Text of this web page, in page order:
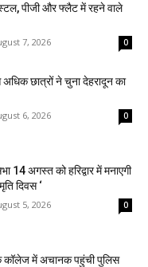
पीजी और फ्लैट में रहने वाले
7, 2026 0
छात्रों ने चुना देहरादून का
6, 2026 0
14 अगस्त को हरिद्वार में मनाएगी
दिवस ‘
5, 2026 0
में अचानक पहुंची पुलिस